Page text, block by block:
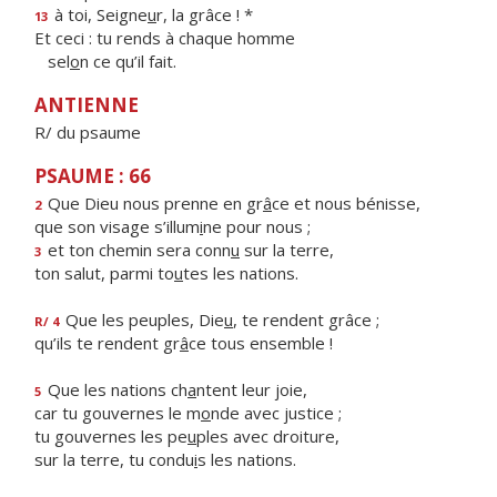
13 à toi, Seigneur, la grâce ! *
Et ceci : tu rends à chaque homme
selon ce qu’il fait.
ANTIENNE
R/ du psaume
PSAUME : 66
2 Que Dieu nous prenne en grâce et nous bénisse,
que son visage s’illumine pour nous ;
3 et ton chemin sera connu sur la terre,
ton salut, parmi toutes les nations.
R/ 4 Que les peuples, Dieu, te rendent grâce ;
qu’ils te rendent grâce tous ensemble !
5 Que les nations chantent leur joie,
car tu gouvernes le monde avec justice ;
tu gouvernes les peuples avec droiture,
sur la terre, tu conduis les nations.